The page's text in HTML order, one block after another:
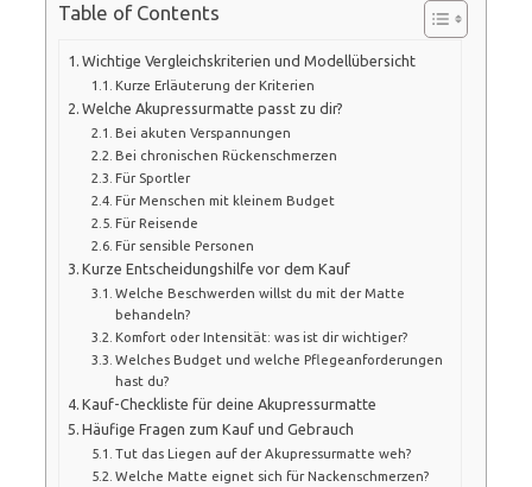
Table of Contents
Wichtige Vergleichskriterien und Modellübersicht
Kurze Erläuterung der Kriterien
Welche Akupressurmatte passt zu dir?
Bei akuten Verspannungen
Bei chronischen Rückenschmerzen
Für Sportler
Für Menschen mit kleinem Budget
Für Reisende
Für sensible Personen
Kurze Entscheidungshilfe vor dem Kauf
Welche Beschwerden willst du mit der Matte
behandeln?
Komfort oder Intensität: was ist dir wichtiger?
Welches Budget und welche Pflegeanforderungen
hast du?
Kauf-Checkliste für deine Akupressurmatte
Häufige Fragen zum Kauf und Gebrauch
Tut das Liegen auf der Akupressurmatte weh?
Welche Matte eignet sich für Nackenschmerzen?